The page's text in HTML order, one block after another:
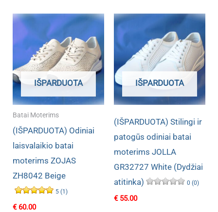
IŠPARDUOTA
Batai Moterims
(IŠPARDUOTA) Odiniai
laisvalaikio batai
moterims ZOJAS
ZH8042 Beige
5 (1)
€60.00
IŠPARDUOTA
(IŠPARDUOTA) Stilingi ir
patogūs odiniai batai
moterims JOLLA
GR32727 White (Dydžiai
atitinka)
0 (0)
€55.00